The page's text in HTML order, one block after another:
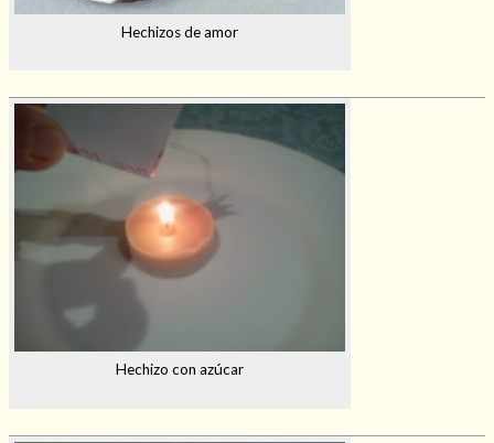
Hechizos de amor
Hechizo con azúcar